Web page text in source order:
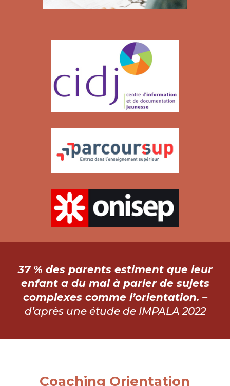
37 % des parents estiment que leur
enfant a du mal à parler de sujets
complexes comme l’orientation. –
d’après une étude de IMPALA 2022
Coaching Orientation